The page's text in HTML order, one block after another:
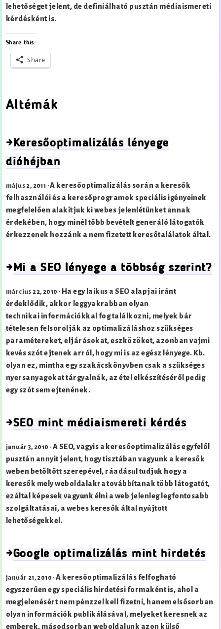
lehetőséget jelent, de definiálható pusztán médiaismereti
kérdésként is.
Share this:
Share
Altémák
→Keresőoptimalizálás lényege
dióhéjban
május 2, 2011 ·A keresőoptimalizálás során a keresők
felhasználói és a keresőprogramok speciális igényeinek
megfelelően alakítjuk ki webes jelenlétünket annak
érdekében, hogy minél több bevételt generáló látogatók
érkezzenek hozzánk a nem fizetett keresőtalálatok által.
→Mi a SEO lényege a többség szerint?
március 22, 2010 · Ha egy laikus a SEO alapjai iránt
érdeklődik, akkor leggyakrabban olyan
technikai információkkal fog találkozni, melyek bár
tételesen felsorolják az optimalizáláshoz szükséges
paramétereket, eljárásokat, eszközöket, azonban vajmi
kevés szót ejtenek arról, hogy mi is az egész lényege. Kb.
olyan ez, mintha egy szakácskönyvben csak a szükséges
nyersanyagokat tárgyalnák, az étel elkészítéséről pedig
egy szót sem ejtenének.
→SEO mint médiaismereti kérdés
január 3, 2010 ·A SEO, vagyis a keresőoptimalizálás egyfelől
pusztán annyit jelent, hogy tisztában vagyunk a keresők
weben betöltött szerepével, ráadásul tudjuk hogy a
keresők mely weboldalakra továbbítanak több látogatót,
ezáltal képesek vagyunk élni a web jelenleg legfontosabb
szolgáltatásai, a webes keresők által nyújtott
lehetőségekkel.
→Google optimalizálás mint hirdetés
január 21, 2010 ·A keresőoptimalizálás felfogható
egyszerűen egy speciális hirdetési formaként is, ahol a
megjelenésért nem pénzzel kell fizetni, hanem elsősorban
olyan információk publikálásával, melyeket keresnek az
emberek, másodsorban weboldalunk azon külső